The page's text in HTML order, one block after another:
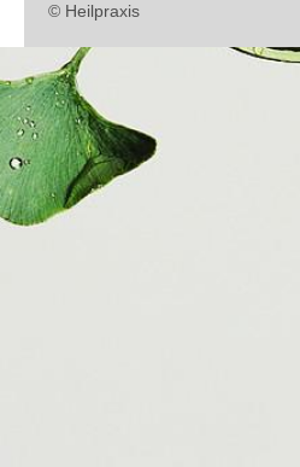
© Heilpraxis